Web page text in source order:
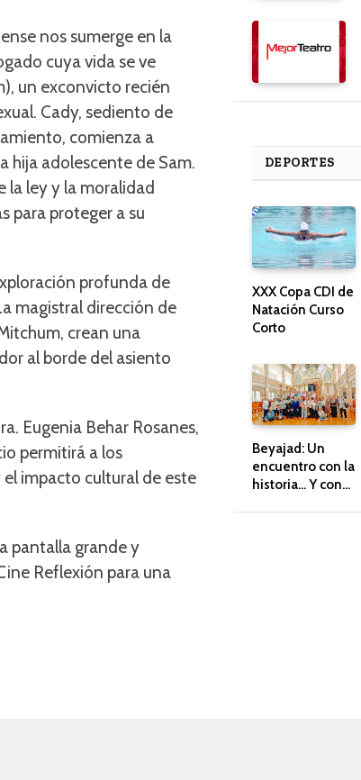
nos sumerge en la
cuya vida se ve
un exconvicto recién
Cady, sediento de
comienza a
hija adolescente de Sam.
la ley y la moralidad
para proteger a su
profunda de
magistral dirección de
crean una
al borde del asiento
Eugenia Behar Rosanes,
permitirá a los
impacto cultural de este
pantalla grande y
Reflexión para una
DEPORTES
XXX Copa CDI de
Natación Curso
Corto
Beyajad: Un
encuentro con la
historia… Y con